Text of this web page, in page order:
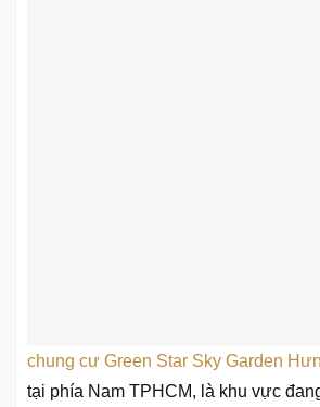
chung cư Green Star Sky Garden
tại phía Nam TPHCM, là khu vực